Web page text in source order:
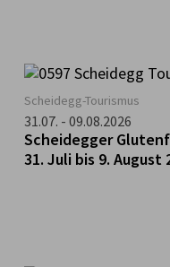
Scheidegg-Tourismus
31.07. - 09.08.2026
Scheidegger
31. Juli bis 9. August